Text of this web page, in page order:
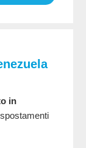
in